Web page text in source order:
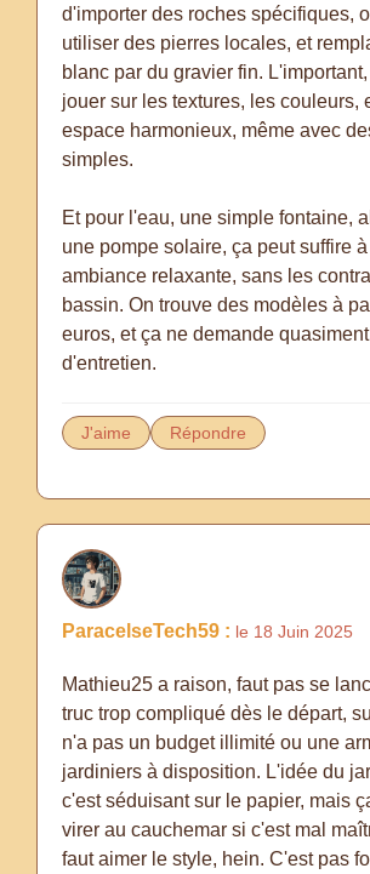
d'importer des roches spécifiques,
utiliser des pierres locales, et
blanc par du gravier fin.
jouer sur les textures, les couleurs,
espace harmonieux, même avec
simples.
Et pour l'eau, une simple fontaine,
une pompe solaire, ça peut suffire
ambiance relaxante, sans les
bassin. On trouve des modèles à
euros, et ça ne demande
d'entretien.
J'aime Répondre
ParacelseTech59 : le 18 Juin 2025
Mathieu25 a raison, faut pas se
truc trop compliqué dès le départ,
n'a pas un budget illimité ou une
jardiniers à disposition. L'idée du
c'est séduisant sur le papier, mais
virer au cauchemar si c'est mal
faut aimer le style, hein. C'est pas